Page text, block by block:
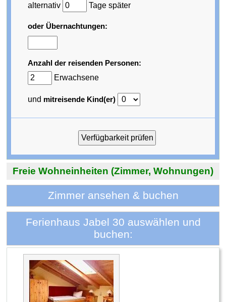
alternativ Tage später
oder Übernachtungen:
Anzahl der reisenden Personen:
Erwachsene
und mitreisende Kind(er)
Freie Wohneinheiten (Zimmer, Wohnungen)
Zimmer ansehen & buchen
Ferienhaus Jabel 30 auswählen und
buchen: